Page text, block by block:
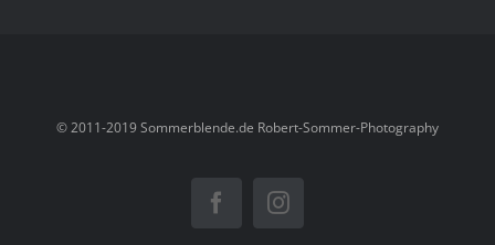
© 2011-2019 Sommerblende.de Robert-Sommer-Photography
FacebookInstagram